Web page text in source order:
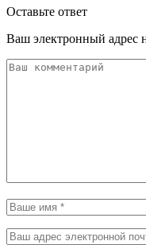
Оставьте ответ
Ваш электронный адрес